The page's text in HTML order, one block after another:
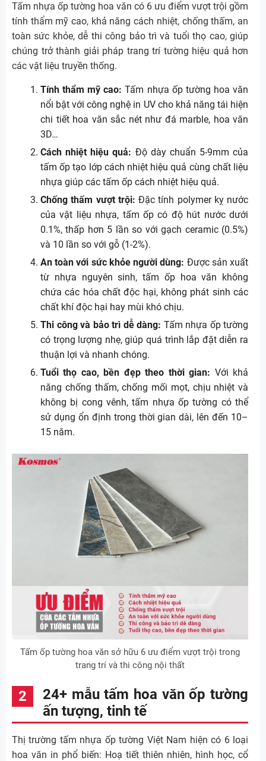
Tấm nhựa ốp tường hoa văn có 6 ưu điểm vượt trội gồm
tính thẩm mỹ cao, khả năng cách nhiệt, chống thấm, an
toàn sức khỏe, dễ thi công bảo trì và tuổi thọ cao, giúp
chúng trở thành giải pháp trang trí tường hiệu quả hơn
các vật liệu truyền thống.
Tính thẩm mỹ cao: Tấm nhựa ốp tường hoa văn
nổi bật với công nghệ in UV cho khả năng tái hiện
chi tiết hoa văn sắc nét như đá marble, hoa văn
3D…
Cách nhiệt hiệu quả: Độ dày chuẩn 5-9mm của
tấm ốp tạo lớp cách nhiệt hiệu quả cùng chất liệu
nhựa giúp các tấm ốp cách nhiệt hiệu quả.
Chống thấm vượt trội: Đặc tính polymer kỵ nước
của vật liệu nhựa, tấm ốp có độ hút nước dưới
0.1%, thấp hơn 5 lần so với gạch ceramic (0.5%)
và 10 lần so với gỗ (1-2%).
An toàn với sức khỏe người dùng: Được sản xuất
từ nhựa nguyên sinh, tấm ốp hoa văn không
chứa các hóa chất độc hại, không phát sinh các
chất khí độc hại hay mùi khó chịu.
Thi công và bảo trì dễ dàng: Tấm nhựa ốp tường
có trọng lượng nhẹ, giúp quá trình lắp đặt diễn ra
thuận lợi và nhanh chóng.
Tuổi thọ cao, bền đẹp theo thời gian: Với khả
năng chống thấm, chống mối mọt, chịu nhiệt và
không bị cong vênh, tấm nhựa ốp tường có thể
sử dụng ổn định trong thời gian dài, lên đến 10–
15 năm.
Tấm ốp tường hoa văn sở hữu 6 ưu điểm vượt trội trong
trang trí và thi công nội thất
24+ mẫu tấm hoa văn ốp tường
ấn tượng, tinh tế
Thị trường tấm nhựa ốp tường Việt Nam hiện có 6 loại
hoa văn in phổ biến: Hoạ tiết thiên nhiên, hình học, cổ